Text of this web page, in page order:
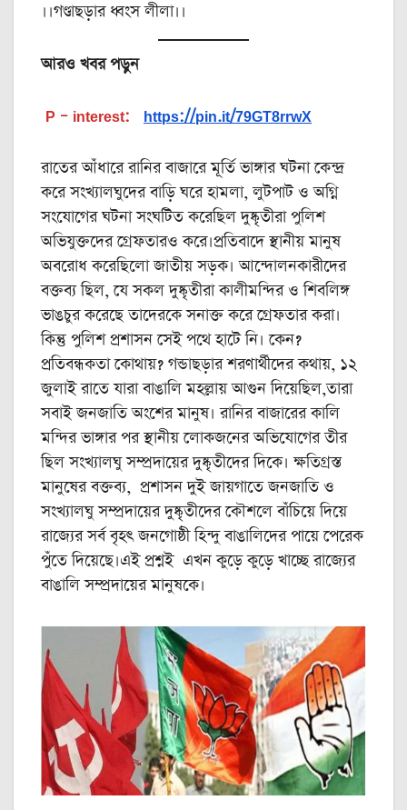
।।গণ্ডাছড়ার ধ্বংস লীলা।।
আরও খবর পড়ুন
P – interest: https://pin.it/79GT8rrwX
রাতের আঁধারে রানির বাজারে মূর্তি ভাঙ্গার ঘটনা কেন্দ্র
করে সংখ্যালঘুদের বাড়ি ঘরে হামলা, লুটপাট ও অগ্নি
সংযোগের ঘটনা সংঘটিত করেছিল দুষ্কৃতীরা পুলিশ
অভিযুক্তদের গ্রেফতারও করে।প্রতিবাদে স্থানীয় মানুষ
অবরোধ করেছিলো জাতীয় সড়ক। আন্দোলনকারীদের
বক্তব্য ছিল, যে সকল দুষ্কৃতীরা কালীমন্দির ও শিবলিঙ্গ
ভাঙচুর করেছে তাদেরকে সনাক্ত করে গ্রেফতার করা।
কিন্তু পুলিশ প্রশাসন সেই পথে হাটে নি। কেন?
প্রতিবন্ধকতা কোথায়? গন্ডাছড়ার শরণার্থীদের কথায়, ১২
জুলাই রাতে যারা বাঙালি মহল্লায় আগুন দিয়েছিল,তারা
সবাই জনজাতি অংশের মানুষ। রানির বাজারের কালি
মন্দির ভাঙ্গার পর স্থানীয় লোকজনের অভিযোগের তীর
ছিল সংখ্যালঘু সম্প্রদায়ের দুষ্কৃতীদের দিকে। ক্ষতিগ্রস্ত
মানুষের বক্তব্য, প্রশাসন দুই জায়গাতে জনজাতি ও
সংখ্যালঘু সম্প্রদায়ের দুষ্কৃতীদের কৌশলে বাঁচিয়ে দিয়ে
রাজ্যের সর্ব বৃহৎ জনগোষ্ঠী হিন্দু বাঙালিদের পায়ে পেরেক
পুঁতে দিয়েছে।এই প্রশ্নই এখন কুড়ে কুড়ে খাচ্ছে রাজ্যের
বাঙালি সম্প্রদায়ের মানুষকে।